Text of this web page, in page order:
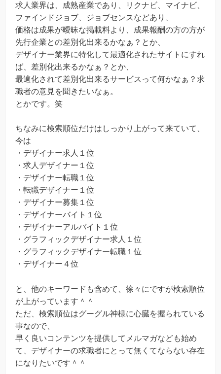
求人業界は、成熟産業であり、リクナビ、マイナビ、
ファインドジョブ、ジョブセンスなどあり、
価格は成果が曖昧な掲載料より、成果報酬の方の方が
先行企業との差別化出来るかなぁ？とか、
デザイナー業界に特化して最適化されたサイトにすれ
ば、差別化出来るかなぁ？とか、
最適化されて差別化出来るサービスって何かなぁ？求
職者の意見を聞きたいなぁ。
とかです。笑
ちなみに検索順位だけはしっかり上がって来ていて、
今は
・デザイナー求人１位
・求人デザイナー１位
・デザイナー転職１位
・転職デザイナー１位
・デザイナー募集１位
・デザイナーバイト１位
・デザイナーアルバイト１位
・グラフィックデザイナー求人１位
・グラフィックデザイナー転職１位
・デザイナー４位
と、他のキーワードも含めて、徐々にですが検索順位
が上がっています＾＾
ただ、検索順位はグーグル神様に心臓を握られている
事なので、
早く良いコンテンツを提供してメルマガなども始め
て、デザイナーの求職者にとって無くてならない存在
になりたいです＾＾